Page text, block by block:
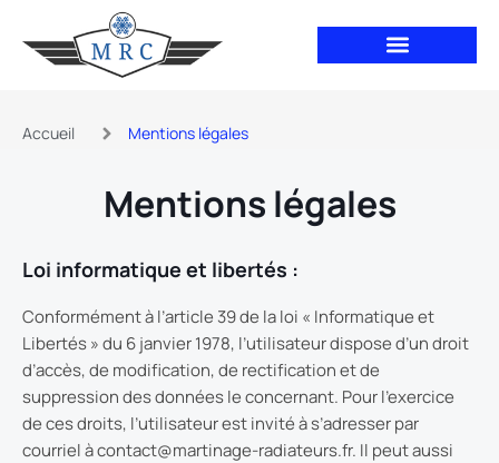
contenu
Accueil Mentions légales
Mentions légales
Loi informatique et libertés :
Conformément à l’article 39 de la loi « Informatique et
Libertés » du 6 janvier 1978, l’utilisateur dispose d’un droit
d’accès, de modification, de rectification et de
suppression des données le concernant. Pour l’exercice
de ces droits, l’utilisateur est invité à s’adresser par
courriel à contact@martinage-radiateurs.fr. Il peut aussi